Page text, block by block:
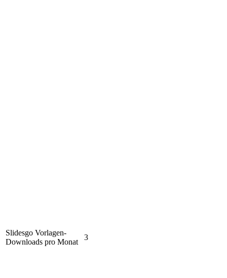
Slidesgo Vorlagen-
Downloads pro Monat
3